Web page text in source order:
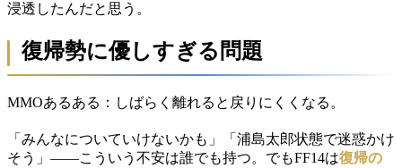
浸透したんだと思う。
復帰勢に優しすぎる問題
MMOあるある：しばらく離れると戻りにくくなる。
「みんなについていけないかも」「浦島太郎状態で迷惑かけ
そう」――こういう不安は誰でも持つ。でもFF14は復帰の